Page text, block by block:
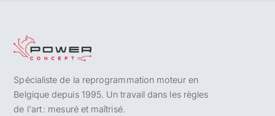
Spécialiste de la reprogrammation moteur en
Belgique depuis 1995. Un travail dans les règles
de l'art : mesuré et maîtrisé.